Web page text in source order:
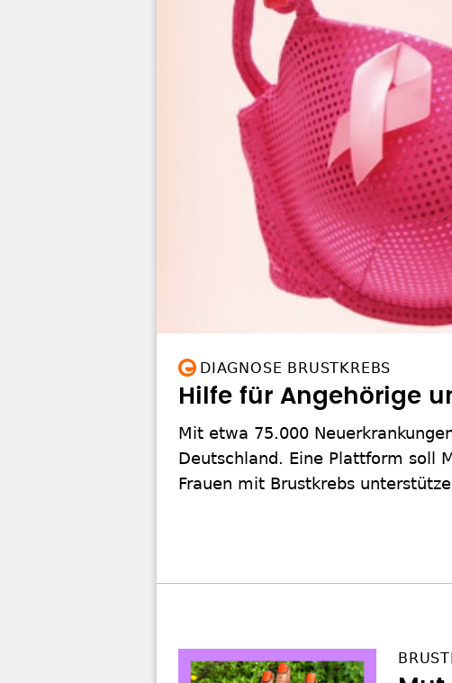
DIAGNOSE BRUSTKREBS
Hilfe für Angehörige
Mit etwa 75.000
Deutschland. Eine Plattform soll
Frauen mit Brustkrebs